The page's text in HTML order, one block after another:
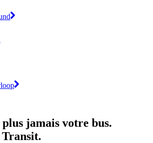
jamais votre bus.